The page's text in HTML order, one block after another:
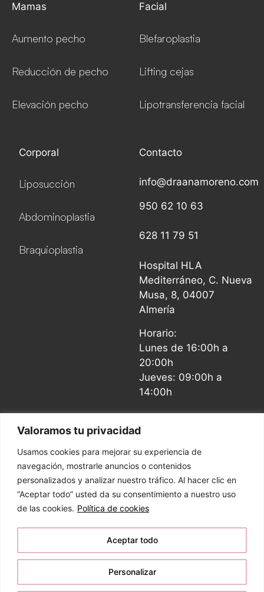
Valoramos tu privacidad
Usamos cookies para mejorar su experiencia de
navegación, mostrarle anuncios o contenidos
personalizados y analizar nuestro tráfico. Al hacer clic en
“Aceptar todo” usted da su consentimiento a nuestro uso
de las cookies. Política de cookies
Personalizar
Aceptar todo
Mamas
Aumento pecho
Reducción de pecho
Elevación pecho
Facial
Blefaroplastia
Lifting cejas
Lipotransferencia facial
Corporal
Liposucción
Abdominoplastia
Braquioplastia
Contacto
info@draanamoreno.com
950 62 10 63
628 11 79 51
Hospital HLA
Mediterráneo, C. Nueva
Musa, 8, 04007
Almería
Horario:
Lunes de 16:00h a
20:00h
Jueves: 09:00h a
14:00h
Aviso Legal y Política de Privacidad
Política de Cookies
, Agencia de SEO, diseño web
& Social Media